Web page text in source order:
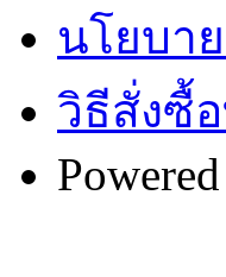
นโยบา
วิธีสั่งซื้